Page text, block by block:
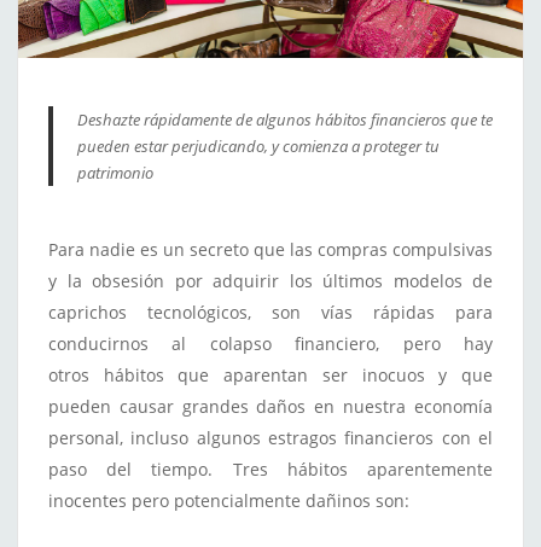
Deshazte rápidamente de algunos hábitos financieros que te
pueden estar perjudicando, y comienza a proteger tu
patrimonio
Para nadie es un secreto que las compras compulsivas
y la obsesión por adquirir los últimos modelos de
caprichos tecnológicos, son vías rápidas para
conducirnos al colapso financiero, pero hay
otros hábitos que aparentan ser inocuos y que
pueden causar grandes daños en nuestra economía
personal, incluso algunos estragos financieros con el
paso del tiempo. Tres hábitos aparentemente
inocentes pero potencialmente dañinos son: